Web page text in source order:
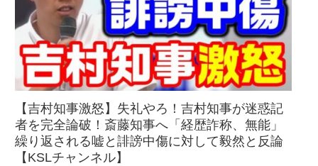
【吉村知事激怒】失礼やろ！吉村知事が迷惑記
者を完全論破！斎藤知事へ「経歴詐称、無能」
繰り返される嘘と誹謗中傷に対して毅然と反論
【KSLチャンネル】